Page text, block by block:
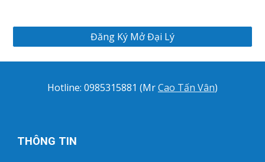
Đăng Ký Mở Đại Lý
Hotline: 0985315881 (MrCao Tấn Vân)
THÔNG TIN